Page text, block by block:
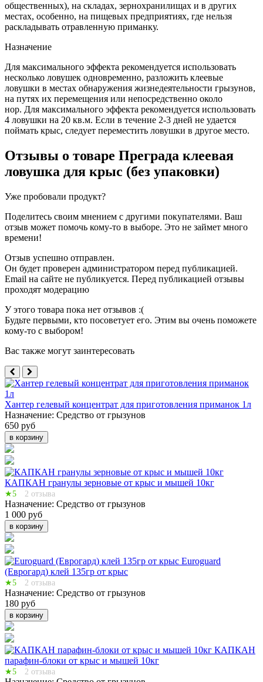
общественных), на складах, зернохранилищах и в других
местах, особенно, на пищевых предприятиях, где нельзя
раскладывать отравленную приманку.
Назначение
Для максимального эффекта рекомендуется использовать
несколько ловушек одновременно, разложить клеевые
ловушки в местах обнаружения жизнедеятельности грызунов,
на путях их перемещения или непосредственно около
нор. Для максимального эффекта рекомендуется использовать
4 ловушки на 20 кв.м. Если в течение 2-3 дней не удается
поймать крыс, следует переместить ловушки в другое место.
Отзывы о товаре Преграда клеевая
ловушка для крыс (без упаковки)
Уже пробовали продукт?
Поделитесь своим мнением с другими покупателями. Ваш
отзыв может помочь кому-то в выборе. Это не займет много
времени!
Отзыв успешно отправлен.
Он будет проверен администратором перед публикацией.
Email на сайте не публикуется. Перед публикацией отзывы
проходят модерацию
У этого товара пока нет отзывов :(
Будьте первыми, кто посоветует его. Этим вы очень поможете
кому-то с выбором!
Вас также могут заинтересовать
Хантер гелевый концентрат для приготовления приманок 1л
Назначение: Средство от грызунов
650 руб
в корзину
КАПКАН гранулы зерновые от крыс и мышей 10кг
★5 2 отзыва
Назначение: Средство от грызунов
1 000 руб
в корзину
Euroguard
(Еврогард) клей 135гр от крыс
★5 2 отзыва
Назначение: Средство от грызунов
180 руб
в корзину
КАПКАН
парафин-блоки от крыс и мышей 10кг
★5 2 отзыва